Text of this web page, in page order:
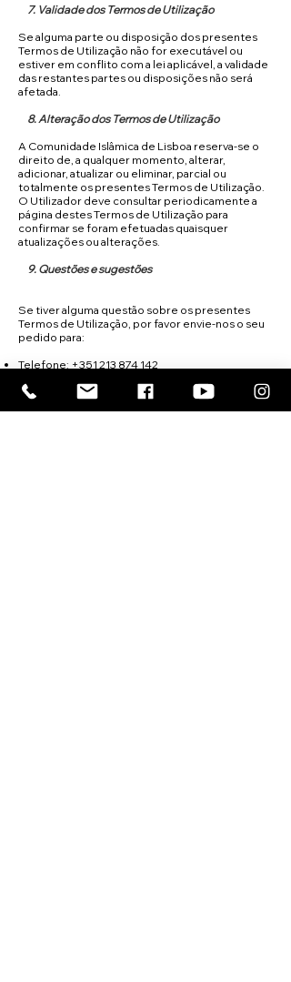
7. Validade dos Termos de Utilização
Se alguma parte ou disposição dos presentes
Termos de Utilização não for executável ou
estiver em conflito com a lei aplicável, a validade
das restantes partes ou disposições não será
afetada.
8. Alteração dos Termos de Utilização
A Comunidade Islâmica de Lisboa reserva-se o
direito de, a qualquer momento, alterar,
adicionar, atualizar ou eliminar, parcial ou
totalmente os presentes Termos de Utilização.
O Utilizador deve consultar periodicamente a
página destes Termos de Utilização para
confirmar se foram efetuadas quaisquer
atualizações ou alterações.
9. Questões e sugestões
Se tiver alguma questão sobre os presentes
Termos de Utilização, por favor envie-nos o seu
pedido para:
Telefone: +351 213 874 142
Rua da Mesquita 2,
1070-238 Lisboa